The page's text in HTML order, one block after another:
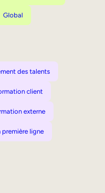
Global
des talents
client
externe
première ligne